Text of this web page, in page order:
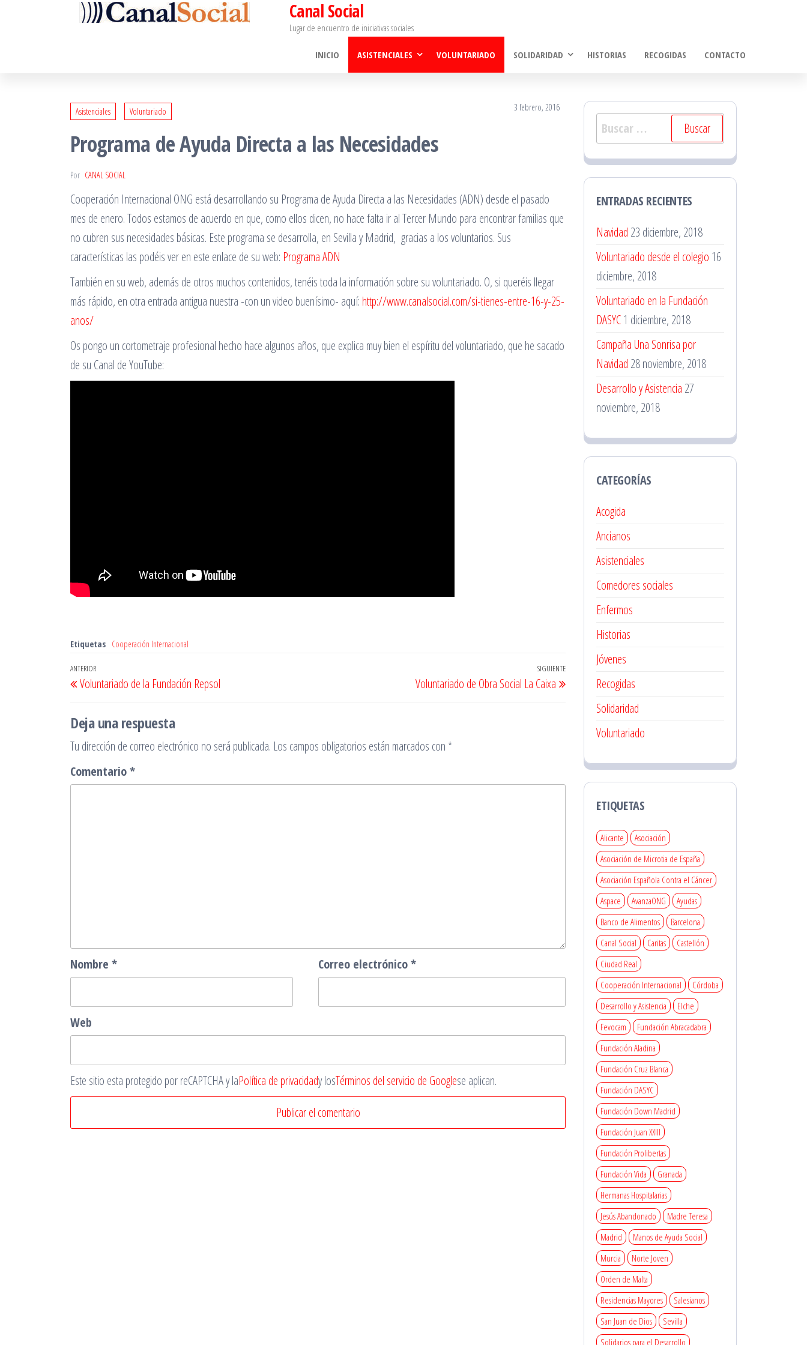
Canal Social
Lugar de encuentro de iniciativas sociales
INICIO ASISTENCIALES VOLUNTARIADO SOLIDARIDAD HISTORIAS RECOGIDAS CONTACTO
Asistenciales Voluntariado 3 febrero, 2016
Programa de Ayuda Directa a las Necesidades
Por CANAL SOCIAL
Cooperación Internacional ONG está desarrollando su Programa de Ayuda Directa a las Necesidades (ADN) desde el pasado
mes de enero. Todos estamos de acuerdo en que, como ellos dicen, no hace falta ir al Tercer Mundo para encontrar familias que
no cubren sus necesidades básicas. Este programa se desarrolla, en Sevilla y Madrid, gracias a los voluntarios. Sus
características las podéis ver en este enlace de su web: Programa ADN
También en su web, además de otros muchos contenidos, tenéis toda la información sobre su voluntariado. O, si queréis llegar
más rápido, en otra entrada antigua nuestra -con un video buenísimo- aquí: http://www.canalsocial.com/si-tienes-entre-16-y-25-
anos/
Os pongo un cortometraje profesional hecho hace algunos años, que explica muy bien el espíritu del voluntariado, que he sacado
de su Canal de YouTube:
Etiquetas Cooperación Internacional
Navegación
de
entradas
Entrada
anterior
ANTERIOR
Voluntariado de la Fundación Repsol
Entrada
siguiente
SIGUIENTE
Voluntariado de Obra Social La Caixa
Deja una respuesta
Tu dirección de correo electrónico no será publicada. Los campos obligatorios están marcados con *
Comentario*
Nombre * Correo electrónico*
Web
Este sitio esta protegido por reCAPTCHA y laPolítica de privacidady losTérminos del servicio de Googlese aplican.
Buscar:
ENTRADAS RECIENTES
Navidad 23 diciembre, 2018
Voluntariado desde el colegio 16
diciembre, 2018
Voluntariado en la Fundación
DASYC1 diciembre, 2018
Campaña Una Sonrisa por
Navidad 28 noviembre, 2018
Desarrollo y Asistencia 27
noviembre, 2018
CATEGORÍAS
Acogida
Ancianos
Asistenciales
Comedores sociales
Enfermos
Historias
Jóvenes
Recogidas
Solidaridad
Voluntariado
ETIQUETAS
Alicante
Asociación
Asociación de Microtia de España
Asociación Española Contra el Cáncer
Aspace
AvanzaONG
Ayudas
Banco de Alimentos
Barcelona
Canal Social
Caritas
Castellón
Ciudad Real
Cooperación Internacional
Córdoba
Desarrollo y Asistencia
Elche
Fevocam
Fundación Abracadabra
Fundación Aladina
Fundación Cruz Blanca
Fundación DASYC
Fundación Down Madrid
Fundación Juan XXIII
Fundación Prolibertas
Fundación Vida
Granada
Hermanas Hospitalarias
Jesús Abandonado
Madre Teresa
Madrid
Manos de Ayuda Social
Murcia
Norte Joven
Orden de Malta
Residencias Mayores
Salesianos
San Juan de Dios
Sevilla
Solidarios para el Desarrollo